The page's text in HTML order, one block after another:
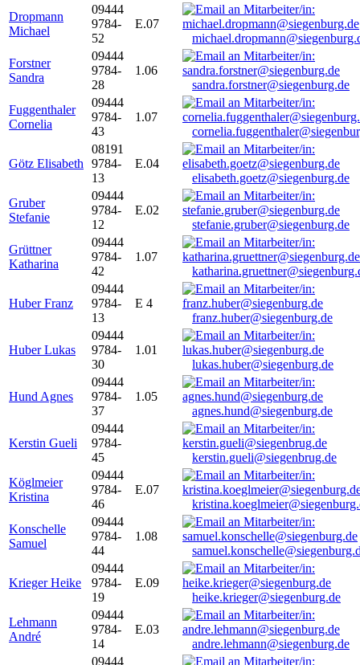
Dropmann
Michael
09444
9784-
52
E.07
Forstner
Sandra
09444
9784-
28
1.06
sandra.forstner@siegenburg.de
Fuggenthaler
Cornelia
09444
9784-
43
1.07
Götz Elisabeth
08191
9784-
13
E.04
elisabeth.goetz@siegenburg.de
Gruber
Stefanie
09444
9784-
12
E.02
stefanie.gruber@siegenburg.de
Grüttner
Katharina
09444
9784-
42
1.07
Huber Franz
09444
9784-
13
E 4
franz.huber@siegenburg.de
Huber Lukas
09444
9784-
30
1.01
lukas.huber@siegenburg.de
Hund Agnes
09444
9784-
37
1.05
agnes.hund@siegenburg.de
Kerstin Gueli
09444
9784-
45
kerstin.gueli@siegenbrug.de
Köglmeier
Kristina
09444
9784-
46
E.07
Konschelle
Samuel
09444
9784-
44
1.08
Krieger Heike
09444
9784-
19
E.09
heike.krieger@siegenburg.de
Lehmann
André
09444
9784-
14
E.03
andre.lehmann@siegenburg.de
09444